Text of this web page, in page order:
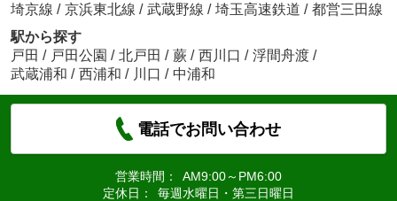
埼京線 / 京浜東北線 / 武蔵野線 / 埼玉高速鉄道 / 都営三田線
駅から探す
戸田 / 戸田公園 / 北戸田 / 蕨 / 西川口 / 浮間舟渡 /
武蔵浦和 / 西浦和 / 川口 / 中浦和
電話でお問い合わせ
営業時間：
AM9:00～PM6:00
定休日：
毎週水曜日・第三日曜日